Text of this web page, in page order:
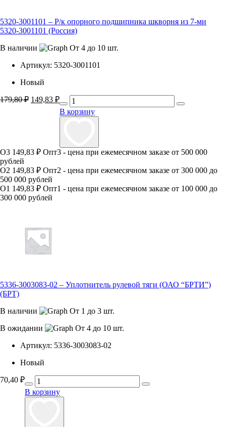
5320-3001101 – Р/к опорного подшипника шкворня из 7-ми
5320-3001101 (Россия)
В наличии
От 4 до 10 шт.
Артикул: 5320-3001101
Новый
179,80₽ Первоначальная
составляла
149,83 ₽ Текущая
цена:
149,83 ₽.
В корзину
О3 149,83 ₽ Опт3 - цена при ежемесячном заказе от 500 000
рублей
О2 149,83 ₽ Опт2 - цена при ежемесячном заказе от 300 000 до
500 000 рублей
О1 149,83 ₽ Опт1 - цена при ежемесячном заказе от 100 000 до
300 000 рублей
5336-3003083-02 – Уплотнитель рулевой тяги (ОАО “БРТИ”)
(БРТ)
В наличии
От 1 до 3 шт.
В ожидании
От 4 до 10 шт.
Артикул: 5336-3003083-02
Новый
70,40 ₽
В корзину